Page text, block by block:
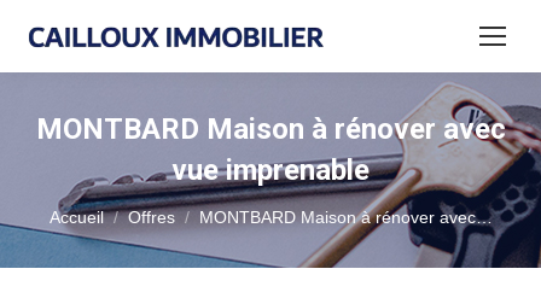
MONTBARD Maison à rénover avec
vue imprenable
Vous êtes ici :
Accueil Offres MONTBARD Maison à rénover avec…